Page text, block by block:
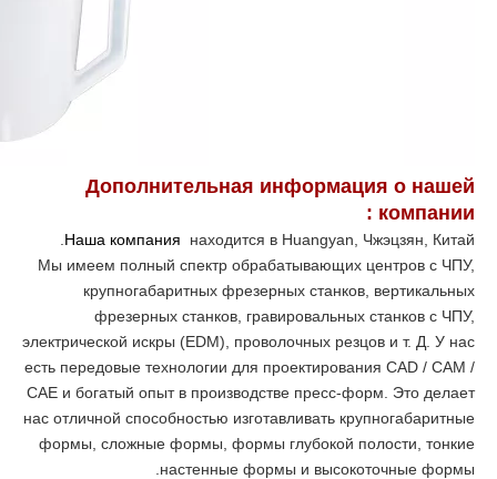
Дополнительная информация о нашей
компании
:
Наша компания находится в Huangyan, Чжэцзян, Китай.
Мы имеем полный спектр обрабатывающих центров с ЧПУ,
крупногабаритных фрезерных станков, вертикальных
фрезерных станков, гравировальных станков с ЧПУ,
электрической искры (EDM), проволочных резцов и т. Д. У нас
есть передовые технологии для проектирования CAD / CAM /
CAE и богатый опыт в производстве пресс-форм. Это делает
нас отличной способностью изготавливать крупногабаритные
формы, сложные формы, формы глубокой полости, тонкие
настенные формы и высокоточные формы.